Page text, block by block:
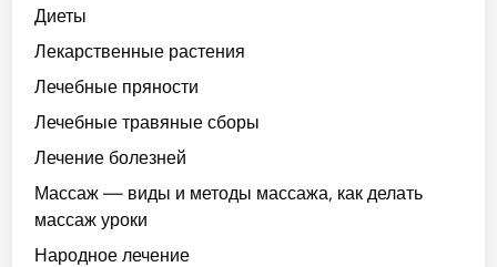
Диеты
Лекарственные растения
Лечебные пряности
Лечебные травяные сборы
Лечение болезней
Массаж — виды и методы массажа, как делать
массаж уроки
Народное лечение